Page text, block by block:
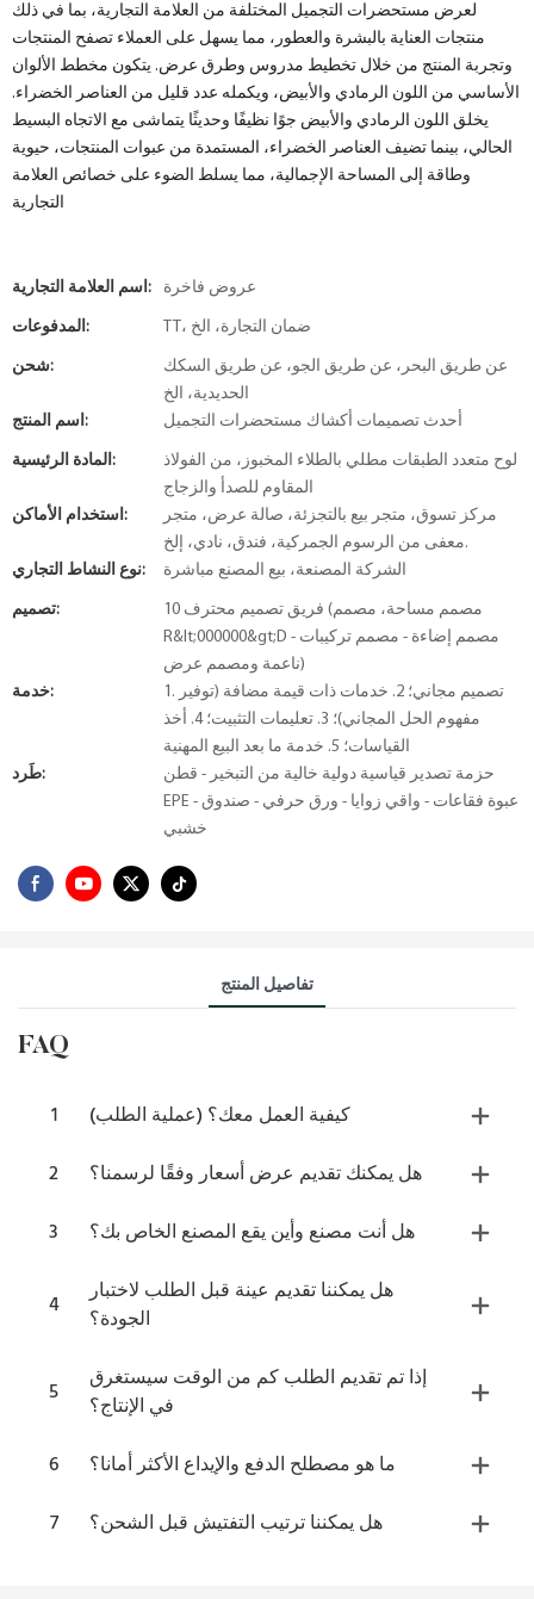
لعرض مستحضرات التجميل المختلفة من العلامة التجارية، بما في ذلك
منتجات العناية بالبشرة والعطور، مما يسهل على العملاء تصفح المنتجات
وتجربة المنتج من خلال تخطيط مدروس وطرق عرض. يتكون مخطط الألوان
الأساسي من اللون الرمادي والأبيض، ويكمله عدد قليل من العناصر الخضراء.
يخلق اللون الرمادي والأبيض جوًا نظيفًا وحديثًا يتماشى مع الاتجاه البسيط
الحالي، بينما تضيف العناصر الخضراء، المستمدة من عبوات المنتجات، حيوية
وطاقة إلى المساحة الإجمالية، مما يسلط الضوء على خصائص العلامة
التجارية
اسم العلامة التجارية: عروض فاخرة
المدفوعات: TT، ضمان التجارة، الخ
شحن:
عن طريق البحر، عن طريق الجو، عن طريق السكك
الحديدية، الخ
اسم المنتج:
أحدث تصميمات أكشاك مستحضرات التجميل
المادة الرئيسية:
لوح متعدد الطبقات مطلي بالطلاء المخبوز، من الفولاذ
المقاوم للصدأ والزجاج
استخدام الأماكن:
مركز تسوق، متجر بيع بالتجزئة، صالة عرض، متجر
معفى من الرسوم الجمركية، فندق، نادي، إلخ.
نوع النشاط التجاري:
الشركة المصنعة، بيع المصنع مباشرة
تصميم:
10 فريق تصميم محترف (مصمم مساحة، مصمم
R&lt;000000&gt;D - مصمم إضاءة - مصمم تركيبات
ناعمة ومصمم عرض)
خدمة:
1. تصميم مجاني؛ 2. خدمات ذات قيمة مضافة (توفير
مفهوم الحل المجاني)؛ 3. تعليمات التثبيت؛ 4. أخذ
القياسات؛ 5. خدمة ما بعد البيع المهنية
طَرد:
حزمة تصدير قياسية دولية خالية من التبخير - قطن
EPE - عبوة فقاعات - واقي زوايا - ورق حرفي - صندوق
خشبي
تفاصيل المنتج
FAQ
1
كيفية العمل معك؟ (عملية الطلب)
2
هل يمكنك تقديم عرض أسعار وفقًا لرسمنا؟
3
هل أنت مصنع وأين يقع المصنع الخاص بك؟
4
هل يمكننا تقديم عينة قبل الطلب لاختبار
الجودة؟
5
إذا تم تقديم الطلب كم من الوقت سيستغرق
في الإنتاج؟
6
ما هو مصطلح الدفع والإيداع الأكثر أمانا؟
7
هل يمكننا ترتيب التفتيش قبل الشحن؟